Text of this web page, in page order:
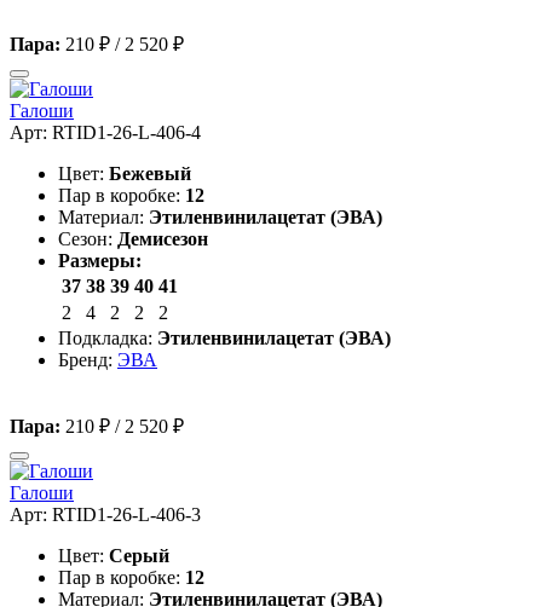
Пара: 210 ₽ / 2 520 ₽
Галоши
Арт: RTID1-26-L-406-4
Цвет: Бежевый
Пар в коробке: 12
Материал: Этиленвинилацетат (ЭВА)
Сезон: Демисезон
Размеры:
37 38 39 40 41
2
4 2 2
2
Подкладка: Этиленвинилацетат (ЭВА)
Бренд: ЭВА
Пара: 210 ₽ / 2 520 ₽
Галоши
Арт: RTID1-26-L-406-3
Цвет: Серый
Пар в коробке: 12
Материал: Этиленвинилацетат (ЭВА)